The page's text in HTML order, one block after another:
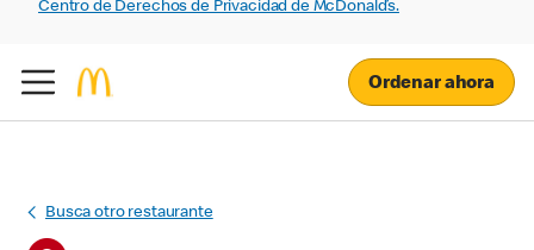
Centro de Derechos de Privacidad de McDonald’s.
Ordenar ahora
Busca otro restaurante